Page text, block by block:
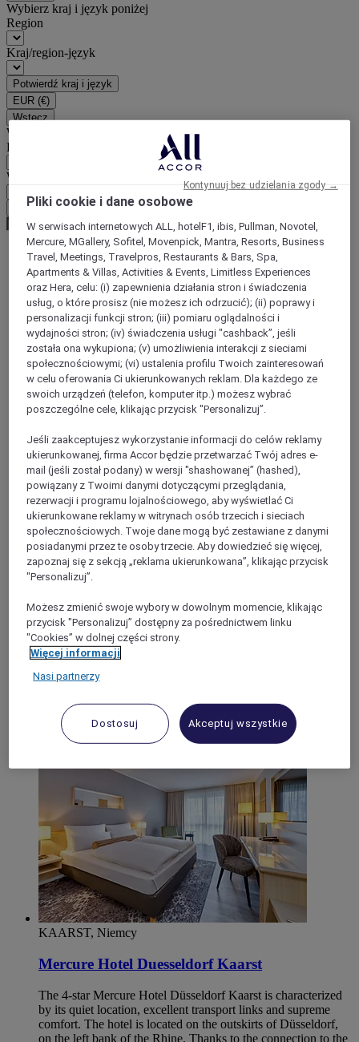
Wybierz kraj i język poniżej
Region
Kraj/region-język
Potwierdź kraj i język
EUR (€)
Wstecz
Wybierz walutę poniżej
Region
Waluta
Potwierdź walutę
World
Europe
Germany
North Rhine Westphalia
Krefeld
KREFELD, Niemcy
Mercure Tagungs & Landhotel Krefeld
Idealne miejsce do nauki - w spokojnej wiejskiej okolicy nad
dolnym Renem pośrodku pola golfowego znajduje się całe
zaplecze konferencyjne. Hotel Mercure Tagungs- und
Landhotel Krefeld oferuje miejsce i warunki do naukowych
dyskusji. Nie narzucamy określonych godzin posiłków,
natomiast serwujemy dania wykonane ze świeżych
składników i dobre wino, aby nasi goście mogli nabrać sił i
osiągać sukces. Organizujemy również zajęcia kreatywne.
4,3/5 Rated 4,3 of 5
KAARST, Niemcy
Mercure Hotel Duesseldorf Kaarst
The 4-star Mercure Hotel Düsseldorf Kaarst is characterized
by its quiet location, excellent transport links and supreme
comfort. The hotel is located on the outskirts of Düsseldorf,
on the left bank of the Rhine. Thanks to the connection to the
Pliki cookie i dane osobowe
W serwisach internetowych ALL, hotelF1, ibis, Pullman, Novotel,
Mercure, MGallery, Sofitel, Movenpick, Mantra, Resorts, Business
Travel, Meetings, Travelpros, Restaurants & Bars, Spa,
Apartments & Villas, Activities & Events, Limitless Experiences
oraz Hera, celu: (i) zapewnienia działania stron i świadczenia
usług, o które prosisz (nie możesz ich odrzucić); (ii) poprawy i
personalizacji funkcji stron; (iii) pomiaru oglądalności i
wydajności stron; (iv) świadczenia usługi "cashback”, jeśli
została ona wykupiona; (v) umożliwienia interakcji z sieciami
społecznościowymi; (vi) ustalenia profilu Twoich zainteresowań
w celu oferowania Ci ukierunkowanych reklam. Dla każdego ze
swoich urządzeń (telefon, komputer itp.) możesz wybrać
poszczególne cele, klikając przycisk "Personalizuj”.
Jeśli zaakceptujesz wykorzystanie informacji do celów reklamy
ukierunkowanej, firma Accor będzie przetwarzać Twój adres e-
mail (jeśli został podany) w wersji "shashowanej” (hashed),
powiązany z Twoimi danymi dotyczącymi przeglądania,
rezerwacji i programu lojalnościowego, aby wyświetlać Ci
ukierunkowane reklamy w witrynach osób trzecich i sieciach
społecznościowych. Twoje dane mogą być zestawiane z danymi
posiadanymi przez te osoby trzecie. Aby dowiedzieć się więcej,
zapoznaj się z sekcją „reklama ukierunkowana”, klikając przycisk
"Personalizuj”.
Możesz zmienić swoje wybory w dowolnym momencie, klikając
przycisk "Personalizuj” dostępny za pośrednictwem linku
"Cookies” w dolnej części strony.
Więcej informacji
Nasi partnerzy
Dostosuj Akceptuj wszystkie
Kontynuuj bez udzielania zgody →